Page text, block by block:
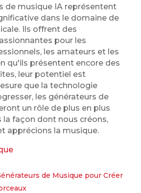
de musique IA représentent
dans le domaine de
Ils offrent des
pour les
les amateurs et les
qu'ils présentent encore des
leur potentiel est
que la technologie
les générateurs de
un rôle de plus en plus
façon dont nous créons,
apprécions la musique.
de Musique pour Créer